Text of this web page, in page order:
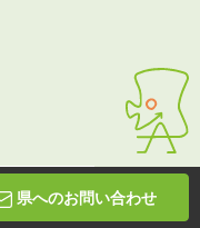
県へのお問い合わせ